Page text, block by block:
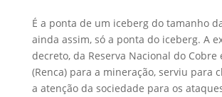
É a ponta de um iceberg do tamanho
ainda assim, só a ponta do iceberg. A
decreto, da Reserva Nacional do Cobre
(Renca) para a mineração, serviu para
a atenção da sociedade para os